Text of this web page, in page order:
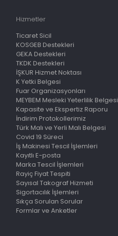
Hizmetler
Ticaret Sicil
KOSGEB Destekleri
GEKA Destekleri
TKDK Destekleri
İŞKUR Hizmet Noktası
K Yetki Belgesi
Fuar Organizasyonları
MEYBEM Mesleki Yeterlilik Belgesi
Kapasite ve Ekspertiz Raporu
İndirim Protokollerimiz
Türk Malı ve Yerli Malı Belgesi
Covid 19 Süreci
İş Makinesi Tescil İşlemleri
Kayıtlı E-posta
Marka Tescil İşlemleri
Rayiç Fiyat Tespiti
Sayısal Takograf Hizmeti
Sigortacılık İşlemleri
Sıkça Sorulan Sorular
Formlar ve Anketler